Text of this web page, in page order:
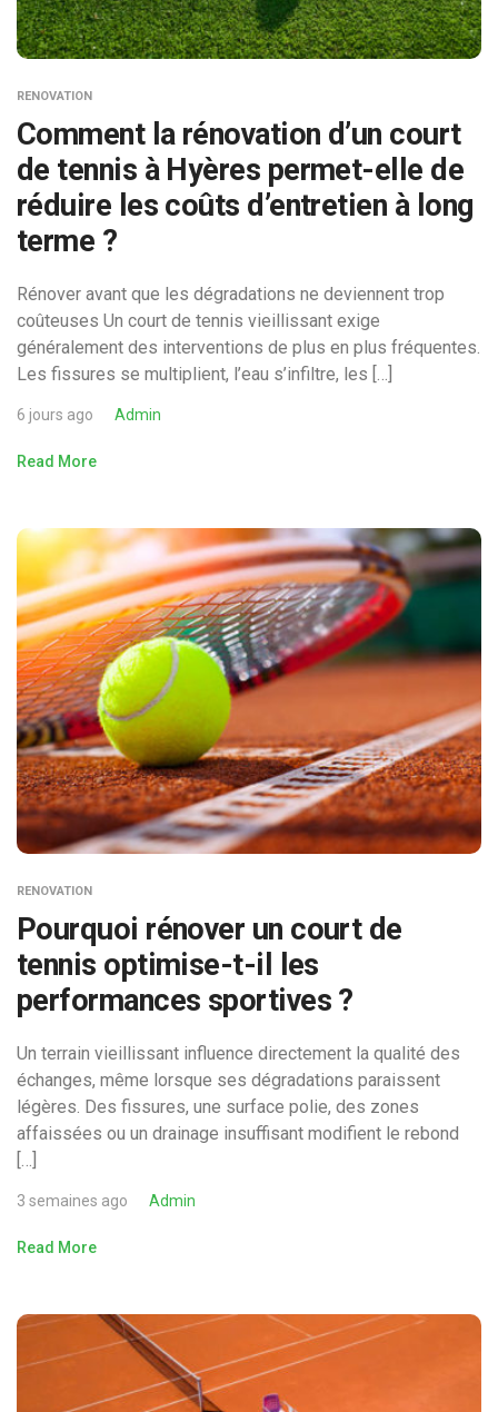
RENOVATION
Comment la rénovation d’un court
de tennis à Hyères permet-elle de
réduire les coûts d’entretien à long
terme ?
Rénover avant que les dégradations ne deviennent trop
coûteuses Un court de tennis vieillissant exige
généralement des interventions de plus en plus fréquentes.
Les fissures se multiplient, l’eau s’infiltre, les […]
6 jours ago Admin
Read More
RENOVATION
Pourquoi rénover un court de
tennis optimise-t-il les
performances sportives ?
Un terrain vieillissant influence directement la qualité des
échanges, même lorsque ses dégradations paraissent
légères. Des fissures, une surface polie, des zones
affaissées ou un drainage insuffisant modifient le rebond
[…]
3 semaines ago Admin
Read More